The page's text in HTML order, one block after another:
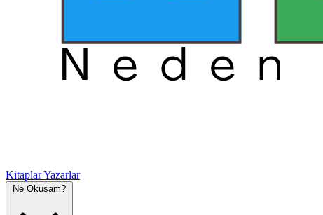
KitaplarYazarlar
Ne Okusam?